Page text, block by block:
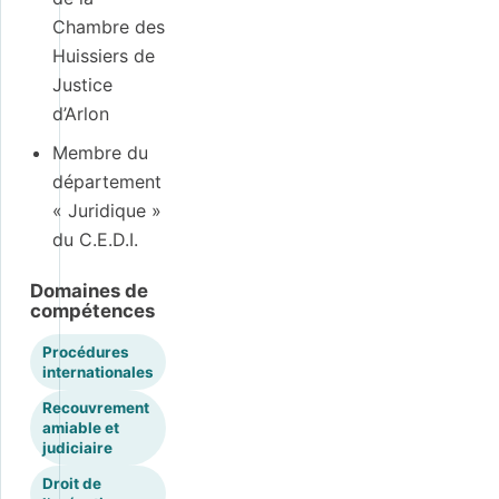
Chambre des
Huissiers de
Justice
d’Arlon
Membre du
département
« Juridique »
du C.E.D.I.
Domaines de
compétences
Procédures
internationales
Recouvrement
amiable et
judiciaire
Droit de